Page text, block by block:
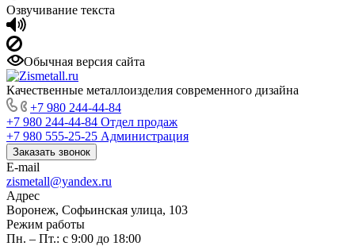
Озвучивание текста
Обычная версия сайта
Качественные металлоизделия современного дизайна
+7 980 244-44-84
+7 980 244-44-84 Отдел продаж
+7 980 555-25-25 Администрация
Заказать звонок
E-mail
zismetall@yandex.ru
Адрес
Воронеж, Софьинская улица, 103
Режим работы
Пн. – Пт.: с 9:00 до 18:00